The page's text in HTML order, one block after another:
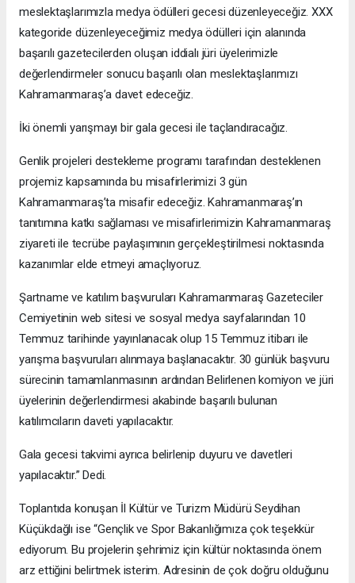
meslektaşlarımızla medya ödülleri gecesi düzenleyeceğiz. XXX
kategoride düzenleyeceğimiz medya ödülleri için alanında
başarılı gazetecilerden oluşan iddialı jüri üyelerimizle
değerlendirmeler sonucu başarılı olan meslektaşlarımızı
Kahramanmaraş’a davet edeceğiz.
İki önemli yarışmayı bir gala gecesi ile taçlandıracağız.
Genlik projeleri destekleme programı tarafından desteklenen
projemiz kapsamında bu misafirlerimizi 3 gün
Kahramanmaraş’ta misafir edeceğiz. Kahramanmaraş’ın
tanıtımına katkı sağlaması ve misafirlerimizin Kahramanmaraş
ziyareti ile tecrübe paylaşımının gerçekleştirilmesi noktasında
kazanımlar elde etmeyi amaçlıyoruz.
Şartname ve katılım başvuruları Kahramanmaraş Gazeteciler
Cemiyetinin web sitesi ve sosyal medya sayfalarından 10
Temmuz tarihinde yayınlanacak olup 15 Temmuz itibarı ile
yarışma başvuruları alınmaya başlanacaktır. 30 günlük başvuru
sürecinin tamamlanmasının ardından Belirlenen komiyon ve jüri
üyelerinin değerlendirmesi akabinde başarılı bulunan
katılımcıların daveti yapılacaktır.
Gala gecesi takvimi ayrıca belirlenip duyuru ve davetleri
yapılacaktır.” Dedi.
Toplantıda konuşan İl Kültür ve Turizm Müdürü Seydihan
Küçükdağlı ise “Gençlik ve Spor Bakanlığımıza çok teşekkür
ediyorum. Bu projelerin şehrimiz için kültür noktasında önem
arz ettiğini belirtmek isterim. Adresinin de çok doğru olduğunu